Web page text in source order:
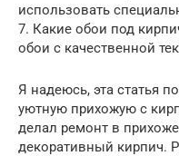
использовать
7. Какие обои под
обои с качественной
Я надеюсь, эта статья
уютную прихожую с
делал ремонт в
декоративный кирпич.